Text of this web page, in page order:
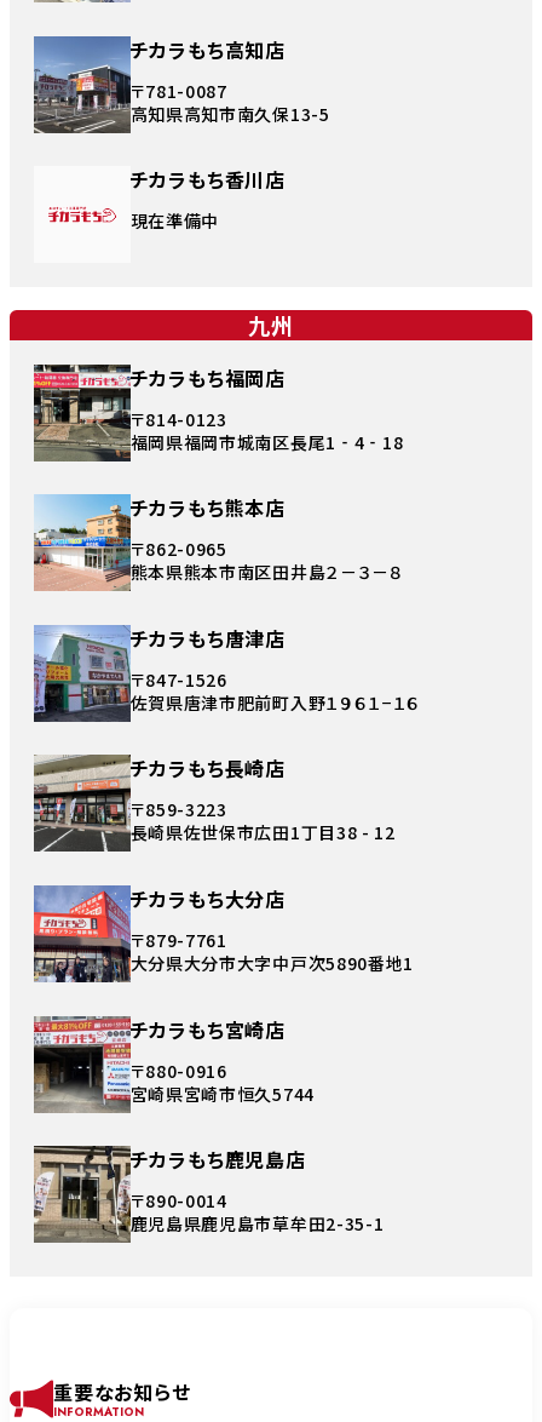
チカラもち高知店
〒781-0087
高知県高知市南久保13-5
チカラもち香川店
現在準備中
九州
チカラもち福岡店
〒814-0123
福岡県福岡市城南区長尾1‐4‐18
チカラもち熊本店
〒862-0965
熊本県熊本市南区田井島２－３－８
チカラもち唐津店
〒847-1526
佐賀県唐津市肥前町入野１９６１−１６
チカラもち長崎店
〒859-3223
長崎県佐世保市広田1丁目38 - 12
チカラもち大分店
〒879-7761
大分県大分市大字中戸次5890番地1
チカラもち宮崎店
〒880-0916
宮崎県宮崎市恒久5744
チカラもち鹿児島店
〒890-0014
鹿児島県鹿児島市草牟田2-35-1
重要なお知らせ
INFORMATION